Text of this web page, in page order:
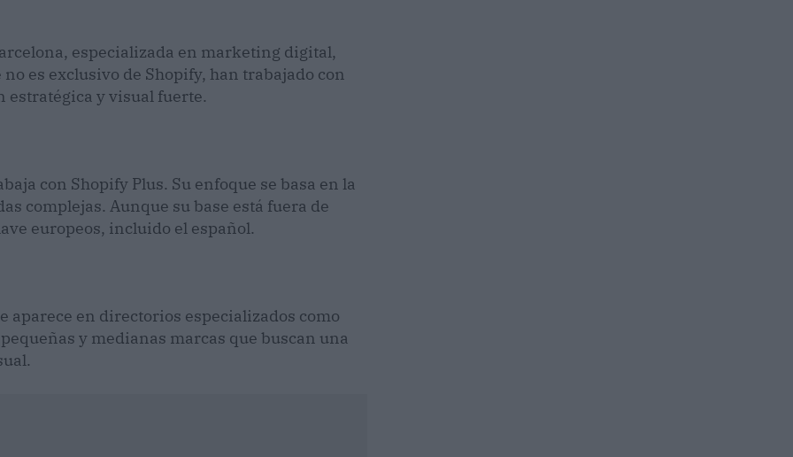
especializada en marketing digital,
es exclusivo de Shopify, han trabajado con
estratégica y visual fuerte.
con Shopify Plus. Su enfoque se basa en la
complejas. Aunque su base está fuera de
europeos, incluido el español.
aparece en directorios especializados como
y medianas marcas que buscan una